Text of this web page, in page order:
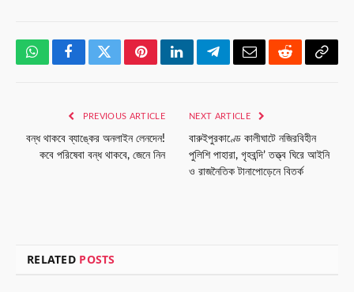
WhatsAppFacebookTwitterPinterestLinkedInTelegramEmailRedditCopy
PREVIOUS ARTICLE
বন্ধ থাকবে ব্যাঙ্কের অনলাইন লেনদেন!
কবে পরিষেবা বন্ধ থাকবে, জেনে নিন
NEXT ARTICLE
বারুইপুরকাণ্ডে কালীঘাটে নজিরবিহীন
পুলিশি পাহারা, গৃহবন্দি’ তত্ত্ব ঘিরে আইনি
ও রাজনৈতিক টানাপোড়েনে বিতর্ক
RELATED POSTS